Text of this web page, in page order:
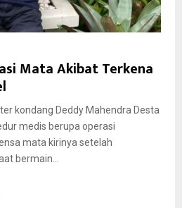
Mata Akibat Terkena
kondang Deddy Mahendra Desta
medis berupa operasi
mata kirinya setelah
bermain...